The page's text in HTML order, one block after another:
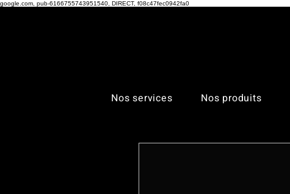
google.com, pub-6166755743951540, DIRECT, f08c47fec0942fa0
Nos services Nos produits